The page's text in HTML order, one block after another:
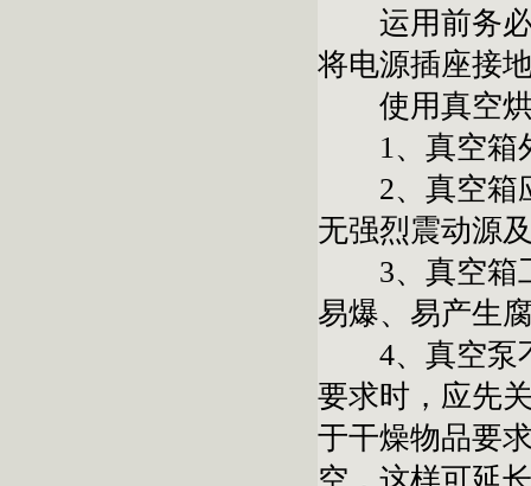
运用前务必
将电源插座接
使用真空烘
1、真空箱外
2、真空箱应
无强烈震动源
3、真空箱工
易爆、易产生
4、真空泵不
要求时，应先
于干燥物品要